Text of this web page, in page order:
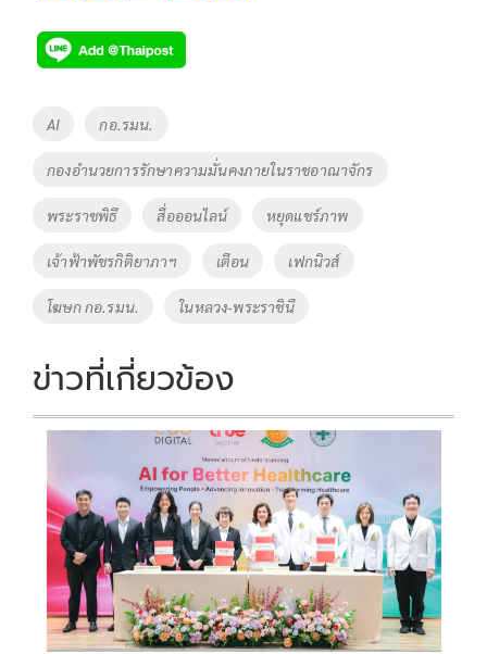
e
b
o
k
tt
er
p
y
k
Tags
AI กอ.รมน.
กองอำนวยการรักษาความมั่นคงภายในราชอาณาจักร
พระราชพิธี สื่อออนไลน์ หยุดแชร์ภาพ
เจ้าฟ้าพัชรกิติยาภาฯ เตือน เฟกนิวส์
โฆษก กอ.รมน. ในหลวง-พระราชินี
ข่าวที่เกี่ยวข้อง